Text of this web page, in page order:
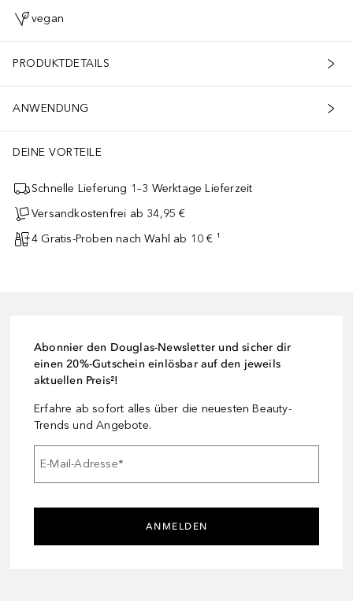
vegan
PRODUKTDETAILS
ANWENDUNG
DEINE VORTEILE
Schnelle Lieferung 1–3 Werktage Lieferzeit
Versandkostenfrei ab 34,95 €
4 Gratis-Proben nach Wahl ab 10 € ¹
Abonnier den Douglas-Newsletter und sicher dir
einen 20%-Gutschein einlösbar auf den jeweils
aktuellen Preis²!
Erfahre ab sofort alles über die neuesten Beauty-
Trends und Angebote.
E-Mail-Adresse*
ANMELDEN